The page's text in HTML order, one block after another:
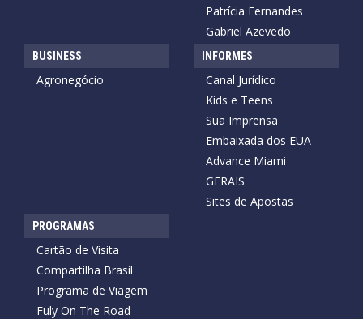
Patrícia Fernandes
Gabriel Azevedo
BUSINESS
Agronegócio
INFORMES
Canal Jurídico
Kids e Teens
Sua Imprensa
Embaixada dos EUA
Advance Miami
GERAIS
Sites de Apostas
PROGRAMAS
Cartão de Visita
Compartilha Brasil
Programa de Viagem
Fuly On The Road